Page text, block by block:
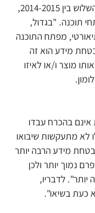
אבטחת מידע היה הגבוה ביותר בין השלוש בין 2014-2015,
של מפתחי תוכנה. "בגדול,
מפתח התוכנה
מידע הוא זה
מוצר ו/או לאיזו
בהכרח עבדו
לא מתעקשות שיבואו
מידע הרבה יותר
נמוך יותר ולכן
לדבריו,
כעת בשיאו".